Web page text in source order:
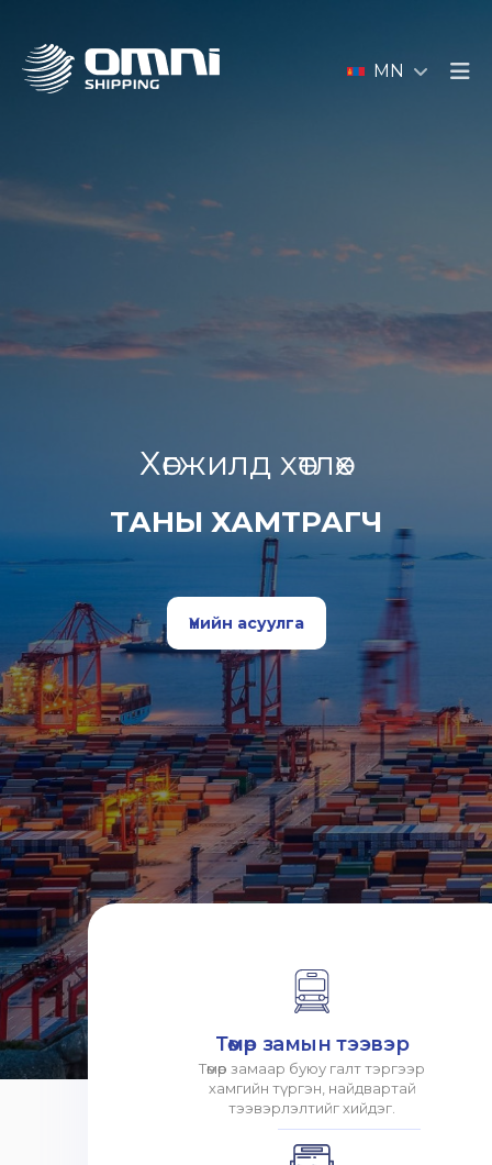
MN
Хөгжилд хөтлөх
ТАНЫ ХАМТРАГЧ
Үнийн асуулга
Төмөр замын тээвэр
Төмөр замаар буюу галт тэргээр
хамгийн түргэн, найдвартай
тээвэрлэлтийг хийдэг.